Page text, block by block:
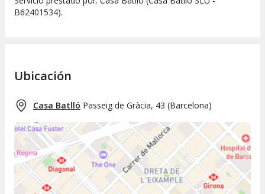
B62401534).
Ubicación
Casa Batlló Passeig de Gràcia, 43 (Barcelona)